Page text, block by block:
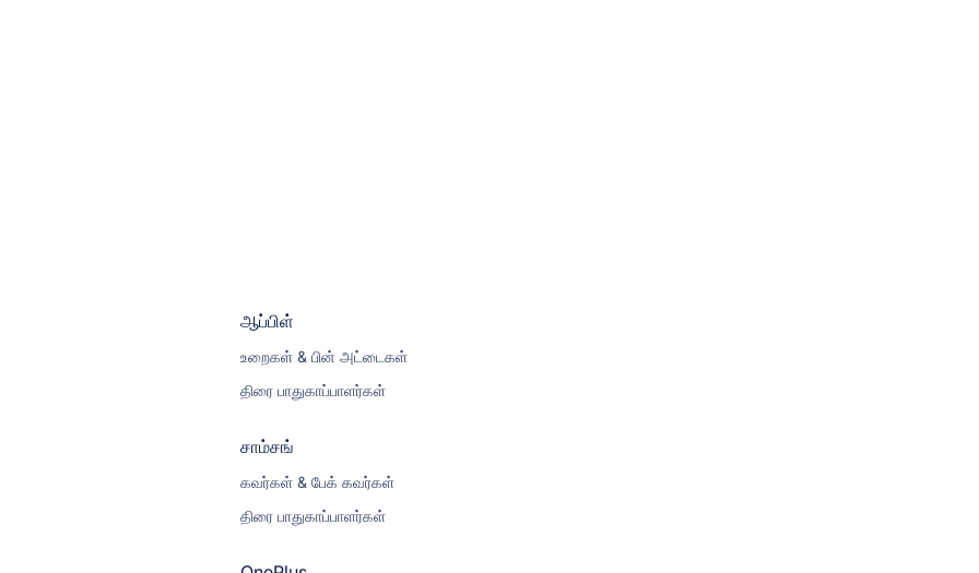
ஆப்பிள்
உறைகள் & பின் அட்டைகள்
திரை பாதுகாப்பாளர்கள்
சாம்சங்
கவர்கள் & பேக் கவர்கள்
திரை பாதுகாப்பாளர்கள்